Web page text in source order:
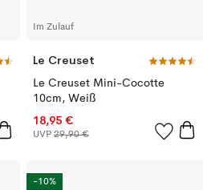
Im Zulauf
Le Creuset
Le Creuset Mini-Cocotte
10cm, Weiß
18,95 €
UVP 29,90 €
-10%